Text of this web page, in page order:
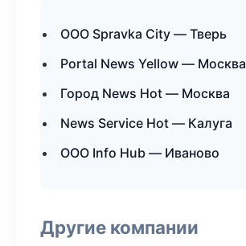
ООО Spravka City — Тверь
Portal News Yellow — Москва
Город News Hot — Москва
News Service Hot — Калуга
ООО Info Hub — Иваново
Другие компании